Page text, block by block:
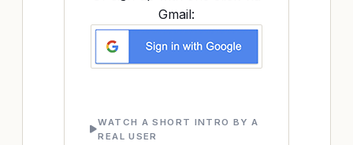
Gmail:
WATCH A SHORT INTRO BY A
REAL USER